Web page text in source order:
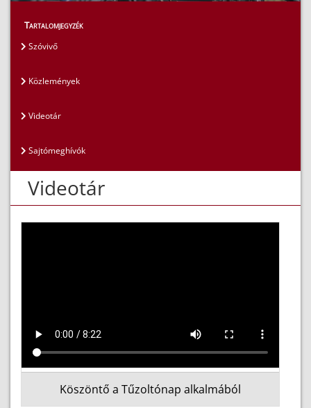
Tartalomjegyzék
Szóvivő
Közlemények
Videotár
Sajtómeghívók
Videotár
Köszöntő a Tűzoltónap alkalmából